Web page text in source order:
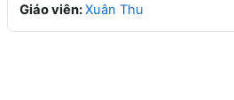
Giáo viên:Xuân Thu